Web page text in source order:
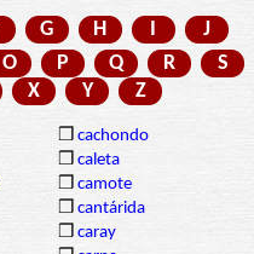
G H I
J
O P Q R
S
X Y Z
❒ cachondo
❒ caleta
❒ camote
❒ cantárida
❒ caray